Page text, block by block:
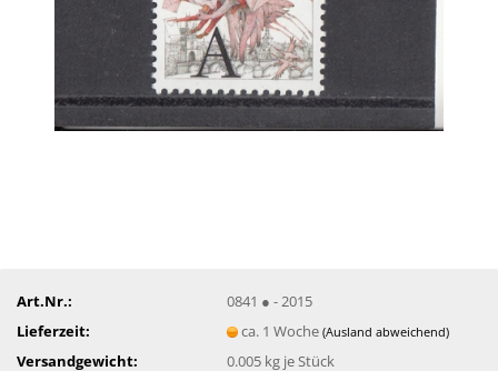
Art.Nr.:
0841 ● - 2015
Lieferzeit:
ca. 1 Woche(Ausland abweichend)
Versandgewicht: 0.005 kg je Stück